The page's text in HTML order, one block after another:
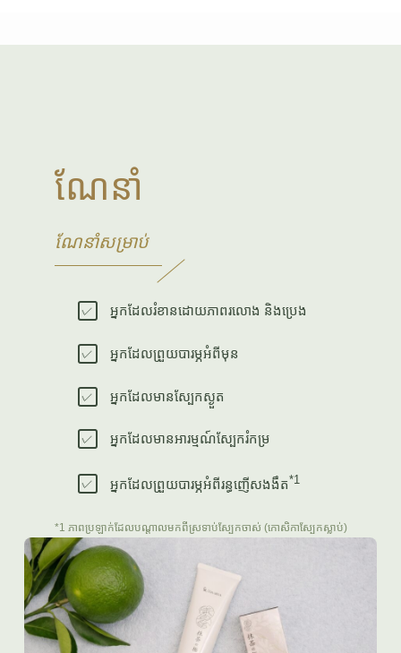
ណែនាំ
ណែនាំសម្រាប់
អ្នកដែលរំខានដោយភាពរលោង និងប្រេង
អ្នកដែលព្រួយបារម្ភអំពីមុន
អ្នកដែលមានស្បែកស្ងួត
អ្នកដែលមានអារម្មណ៍ស្បែករំកម្រ
អ្នកដែលព្រួយបារម្ភអំពីរន្ធញើសងងឹត*1
*1 ភាពប្រឡាក់ដែលបណ្តាលមកពីស្រទាប់ស្បែកចាស់ (កោសិកាស្បែកស្លាប់)